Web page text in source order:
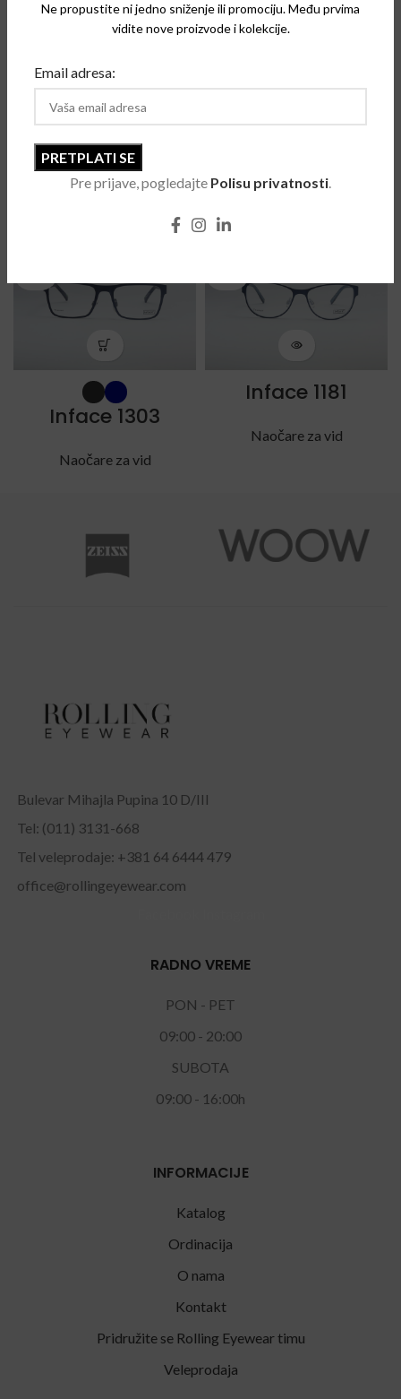
Ne propustite ni jedno sniženje ili promociju. Među prvima
vidite nove proizvode i kolekcije.
Email adresa:
Pre prijave, pogledajte Polisu privatnosti.
Vešti majstori iz Italije i Francuske uspeli su da prenesu
na svaki model naočara. Zavirite u svet umetnosti uz
Face.
Inface 1303
Naočare za vid
Inface 1181
Naočare za vid
Bulevar Mihajla Pupina 10 D/III
Tel: (011) 3131-668
Tel veleprodaje: +381 64 6444 479
office@rollingeyewear.com
RADNO VREME
PON - PET
09:00 - 20:00
SUBOTA
09:00 - 16:00h
INFORMACIJE
Katalog
Ordinacija
O nama
Kontakt
Pridružite se Rolling Eyewear timu
Veleprodaja